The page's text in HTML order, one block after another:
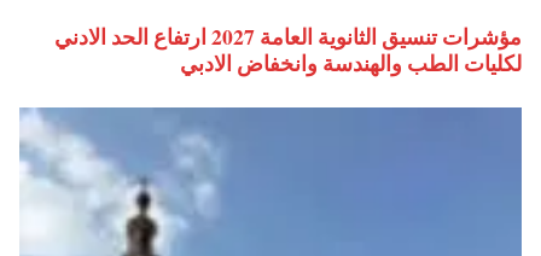
مؤشرات تنسيق الثانوية العامة 2027 ارتفاع الحد الادني
لكليات الطب والهندسة وانخفاض الادبي